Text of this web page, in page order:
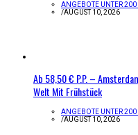
ANGEBOTE UNTER 200
/AUGUST 10, 2026
Ab 58,50 € P.P. –
Welt Mit Frühstück
ANGEBOTE UNTER 200
/AUGUST 10, 2026